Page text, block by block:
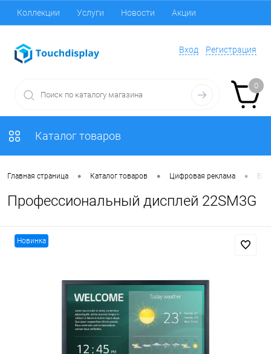
Коллекции Услуги Новости Акции
Вход Регистрация
0
Каталог товаров
Главная страница • Каталог товаров • Цифровая реклама •
Профессиональный дисплей 22SM3G
Новинка